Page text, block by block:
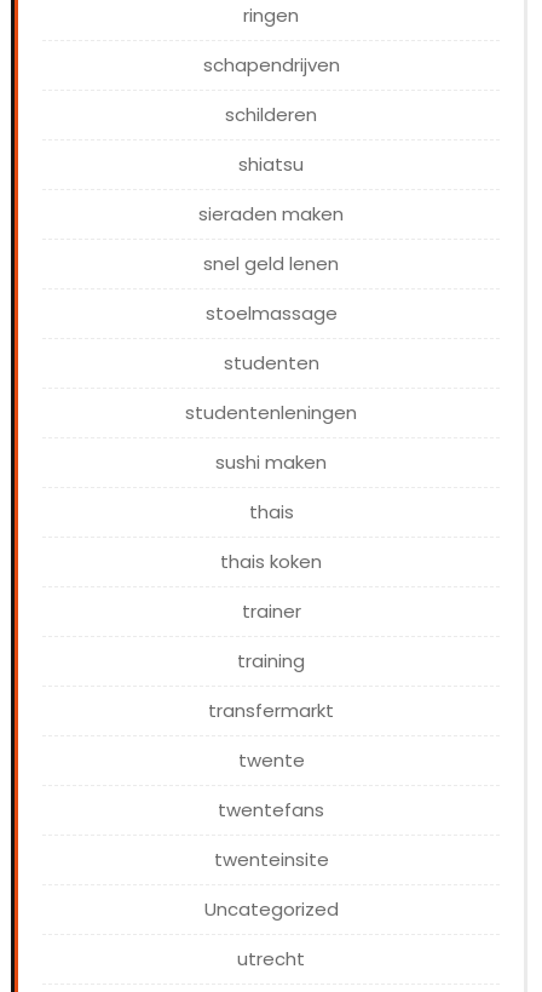
ringen
schapendrijven
schilderen
shiatsu
sieraden maken
snel geld lenen
stoelmassage
studenten
studentenleningen
sushi maken
thais
thais koken
trainer
training
transfermarkt
twente
twentefans
twenteinsite
Uncategorized
utrecht